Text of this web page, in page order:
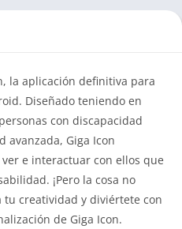
la aplicación definitiva para
Diseñado teniendo en
con discapacidad
avanzada, Giga Icon
e interactuar con ellos que
¡Pero la cosa no
tu creatividad y diviértete con
de Giga Icon.